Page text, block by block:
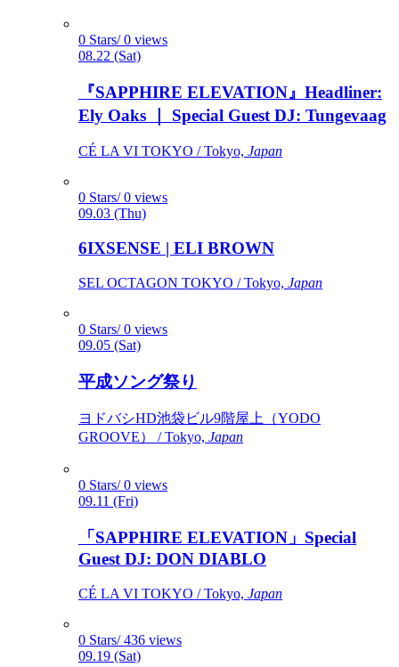
0 Stars/ 0 views
08.22 (Sat)
『SAPPHIRE ELEVATION』Headliner:
Ely Oaks ｜ Special Guest DJ: Tungevaag
CÉ LA VI TOKYO / Tokyo, Japan
0 Stars/ 0 views
09.03 (Thu)
6IXSENSE | ELI BROWN
SEL OCTAGON TOKYO / Tokyo, Japan
0 Stars/ 0 views
09.05 (Sat)
平成ソング祭り
ヨドバシHD池袋ビル9階屋上（YODO
GROOVE） / Tokyo, Japan
0 Stars/ 0 views
09.11 (Fri)
「SAPPHIRE ELEVATION」Special
Guest DJ: DON DIABLO
CÉ LA VI TOKYO / Tokyo, Japan
0 Stars/ 436 views
09.19 (Sat)